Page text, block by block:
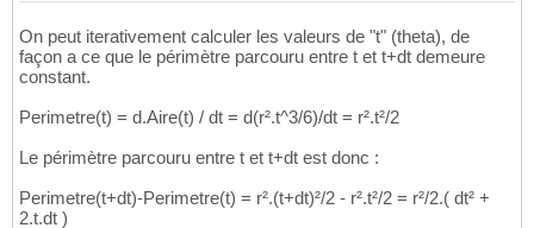
On peut iterativement calculer les valeurs de "t" (theta), de
façon a ce que le périmètre parcouru entre t et t+dt demeure
constant.
Perimetre(t) = d.Aire(t) / dt = d(r².t^3/6)/dt = r².t²/2
Le périmètre parcouru entre t et t+dt est donc :
Perimetre(t+dt)-Perimetre(t) = r².(t+dt)²/2 - r².t²/2 = r²/2.( dt² +
2.t.dt )